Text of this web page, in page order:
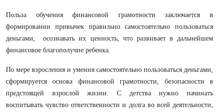
Польза обучения финансовой грамотности заключается в
формировании привычек правильно самостоятельно пользоваться
деньгами, осознавать их ценность, что развивает в дальнейшем
финансовое благополучие ребенка.
По мере взросления и умения самостоятельно пользоваться деньгами,
сформируется основа финансовой грамотности, безопасности в
предстоящей взрослой жизни. С детства нужно начинать
воспитывать чувство ответственности и долга во всей деятельности,